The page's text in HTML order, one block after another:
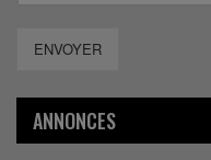
ENVOYER
ANNONCES